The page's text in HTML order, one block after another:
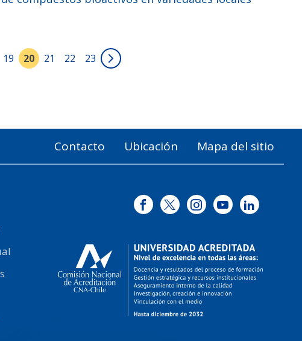
19 20 21 22 23
Contacto Ubicación Mapa del sitio